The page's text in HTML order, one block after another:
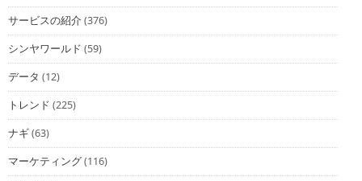
サービスの紹介(376)
シンヤワールド (59)
データ (12)
トレンド (225)
ナギ(63)
マーケティング(116)